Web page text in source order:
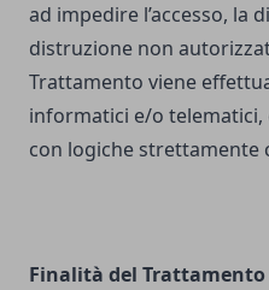
ad impedire l’accesso, la
distruzione non
Trattamento viene
informatici e/o
con logiche strettamente
Finalità del Trattamento